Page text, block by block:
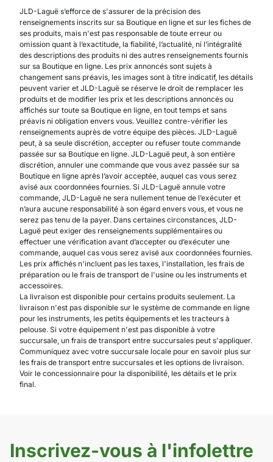
JLD-Laguë s’efforce de s'assurer de la précision des
renseignements inscrits sur sa Boutique en ligne et sur les fiches de
ses produits, mais n'est pas responsable de toute erreur ou
omission quant à l’exactitude, la fiabilité, l’actualité, ni l’intégralité
des descriptions des produits ni des autres renseignements fournis
sur sa Boutique en ligne. Les prix annoncés sont sujets à
changement sans préavis, les images sont à titre indicatif, les détails
peuvent varier et JLD-Laguë se réserve le droit de remplacer les
produits et de modifier les prix et les descriptions annoncés ou
affichés sur toute sa Boutique en ligne, en tout temps et sans
préavis ni obligation envers vous. Veuillez contre-vérifier les
renseignements auprès de votre équipe des pièces. JLD-Laguë
peut, à sa seule discrétion, accepter ou refuser toute commande
passée sur sa Boutique en ligne. JLD-Laguë peut, à son entière
discrétion, annuler une commande que vous avez passée sur sa
Boutique en ligne après l’avoir acceptée, auquel cas vous serez
avisé aux coordonnées fournies. Si JLD-Laguë annule votre
commande, JLD-Laguë ne sera nullement tenue de l’exécuter et
n’aura aucune responsabilité à son égard envers vous, et vous ne
serez pas tenu de la payer. Dans certaines circonstances, JLD-
Laguë peut exiger des renseignements supplémentaires ou
effectuer une vérification avant d’accepter ou d’exécuter une
commande, auquel cas vous serez avisé aux coordonnées fournies.
Les prix affichés n'incluent pas les taxes, l'installation, les frais de
préparation ou le frais de transport de l'usine ou les instruments et
accessoires.
La livraison est disponible pour certains produits seulement. La
livraison n'est pas disponible sur le système de commande en ligne
pour les instruments, les petits équipements et les tracteurs à
pelouse. Si votre équipement n'est pas disponible à votre
succursale, un frais de transport entre succursales peut s'appliquer.
Communiquez avec votre succursale locale pour en savoir plus sur
les frais de transport entre succursales et les options de livraison.
Voir le concessionnaire pour la disponibilité, les détails et le prix
final.
Inscrivez-vous à l'infolettre